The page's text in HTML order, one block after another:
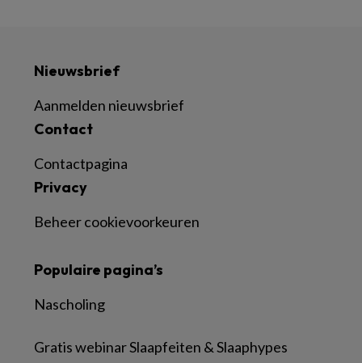
Nieuwsbrief
Aanmelden nieuwsbrief
Contact
Contactpagina
Privacy
Beheer cookievoorkeuren
Populaire pagina’s
Nascholing
Gratis webinar Slaapfeiten & Slaaphypes